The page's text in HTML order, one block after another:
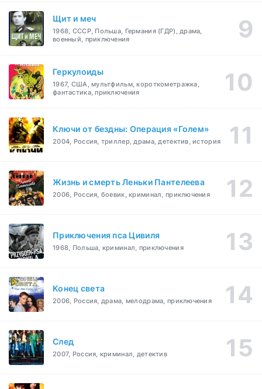
Щит и меч
1968, СССР, Польша, Германия (ГДР), драма,
военный, приключения
Геркулоиды
1967, США, мультфильм, короткометражка,
фантастика, приключения
Ключи от бездны: Операция «Голем»
2004, Россия, триллер, драма, детектив, история
Жизнь и смерть Леньки Пантелеева
2006, Россия, боевик, криминал, приключения
Приключения пса Цивиля
1968, Польша, криминал, приключения
Конец света
2006, Россия, драма, мелодрама, приключения
След
2007, Россия, криминал, детектив